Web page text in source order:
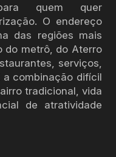
quem quer
O endereço
das regiões mais
do metrô, do Aterro
serviços,
a combinação difícil
tradicional, vida
de atratividade